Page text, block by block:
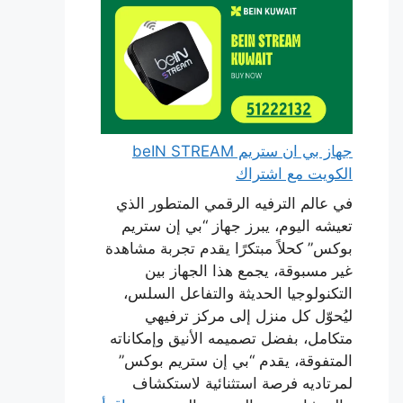
جهاز بي ان ستريم beIN STREAM
الكويت مع اشتراك
في عالم الترفيه الرقمي المتطور الذي
تعيشه اليوم، يبرز جهاز “بي إن ستريم
بوكس” كحلاً مبتكرًا يقدم تجربة مشاهدة
غير مسبوقة، يجمع هذا الجهاز بين
التكنولوجيا الحديثة والتفاعل السلس،
ليُحوّل كل منزل إلى مركز ترفيهي
متكامل، بفضل تصميمه الأنيق وإمكاناته
المتفوقة، يقدم “بي إن ستريم بوكس”
لمرتاديه فرصة استثنائية لاستكشاف